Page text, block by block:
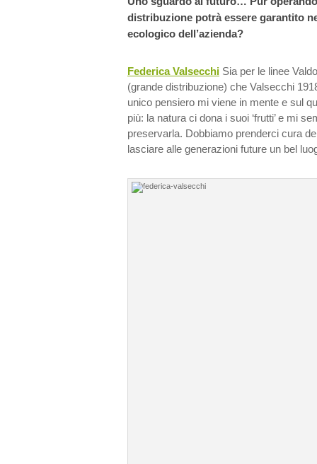
distribuzione potrà essere garantito
ecologico dell’azienda?
Federica Valsecchi Sia per le linee
(grande distribuzione) che Valsecchi
unico pensiero mi viene in mente e sul
più: la natura ci dona i suoi ‘frutti’ e mi
preservarla. Dobbiamo prenderci cura
lasciare alle generazioni future un bel